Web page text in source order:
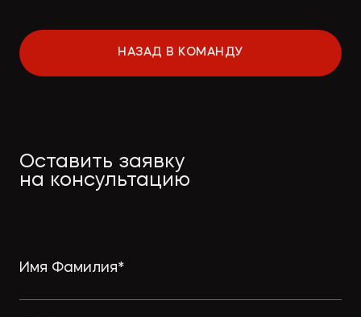
НАЗАД В КОМАНДУ
Оставить заявку
на консультацию